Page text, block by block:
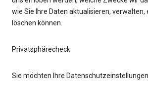
wie Sie Ihre Daten aktualisieren, verwalten,
löschen können.
Privatsphärecheck
Sie möchten Ihre